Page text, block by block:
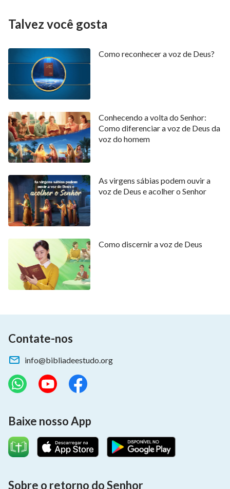
Talvez você gosta
Como reconhecer a voz de Deus?
Conhecendo a volta do Senhor:
Como diferenciar a voz de Deus da
voz do homem
As virgens sábias podem ouvir a
voz de Deus e acolher o Senhor
Como discernir a voz de Deus
Contate-nos
info@bibliadeestudo.org
Baixe nosso App
Sobre o retorno do Senhor